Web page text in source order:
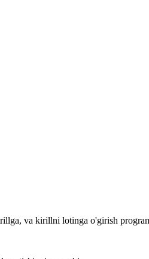
va kirillni lotinga o'girish